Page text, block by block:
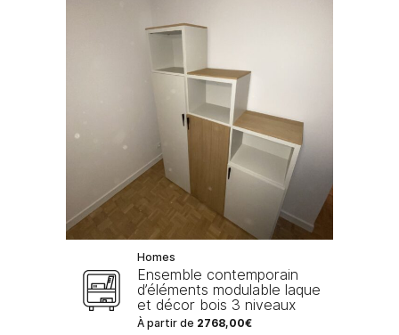
Homes
Ensemble contemporain
d’éléments modulable laque
et décor bois 3 niveaux
À partir de 2768,00€